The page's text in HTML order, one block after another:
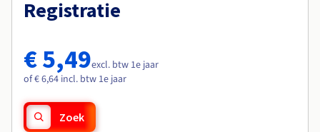
Tarieven
Roadmap & Changelog
Monitoring
Roadmap & Changelog
Roadmap & Changelog
Roadmap & Changelog
Roadmap & Changelog
Registratie
€ 5,49excl. btw 1e jaar
of € 6,64 incl. btw 1e jaar
Zoek